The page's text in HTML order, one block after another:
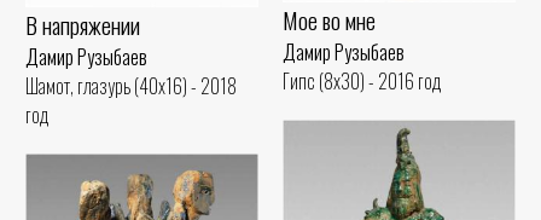
Мое во мне
Дамир Рузыбаев
Гипс (8x30) - 2016 год
В напряжении
Дамир Рузыбаев
Шамот, глазурь (40x16) - 2018
год